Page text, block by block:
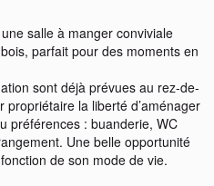
salle à manger conviviale
parfait pour des moments en
sont déjà prévues au rez-de-
la liberté d’aménager
préférences : buanderie, WC
Une belle opportunité
de son mode de vie.